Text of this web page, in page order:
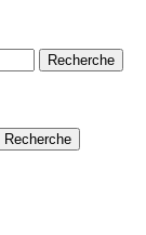
Recherche
Recherche